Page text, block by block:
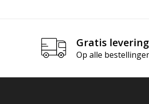
Gratis levering
Op alle